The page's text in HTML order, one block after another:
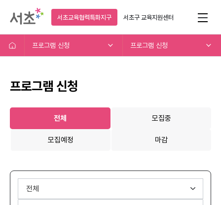
서초교육협력특화지구 서초구교육지원센터
프로그램 신청 프로그램 신청
프로그램 신청
전체 모집중
모집예정 마감